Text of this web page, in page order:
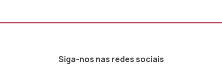
Siga-nos nas redes sociais